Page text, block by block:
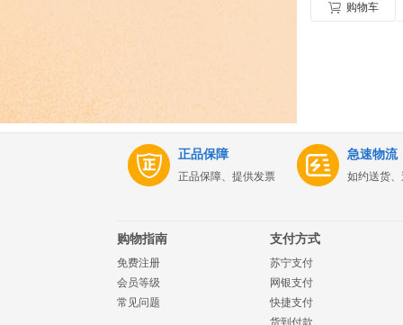
购物车
正品保障
正品保障、提供发票
急速物流
如约送货
购物指南
免费注册
会员等级
常见问题
支付方式
苏宁支付
网银支付
快捷支付
货到付款